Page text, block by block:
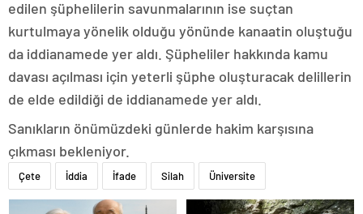
edilen şüphelilerin savunmalarının ise suçtan
kurtulmaya yönelik olduğu yönünde kanaatin oluştuğu
da iddianamede yer aldı. Şüpheliler hakkında kamu
davası açılması için yeterli şüphe oluşturacak delillerin
de elde edildiği de iddianamede yer aldı.
Sanıkların önümüzdeki günlerde hakim karşısına
çıkması bekleniyor.
Çete İddia İfade Silah Üniversite